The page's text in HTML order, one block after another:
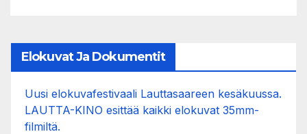
Elokuvat Ja Dokumentit
Uusi elokuvafestivaali Lauttasaareen kesäkuussa.
LAUTTA-KINO esittää kaikki elokuvat 35mm-
filmiltä.